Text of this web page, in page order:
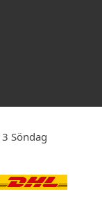
Söndag